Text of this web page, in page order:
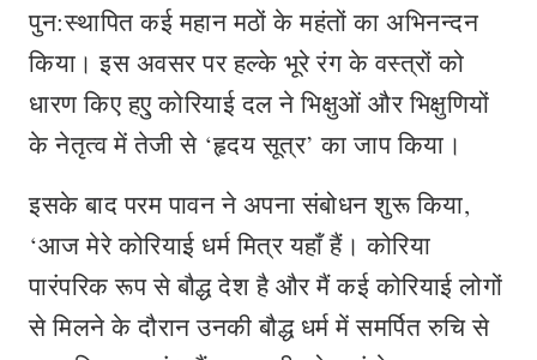
पुन:स्थापित कई महान मठों के महंतों का अभिनन्दन
किया। इस अवसर पर हल्के भूरे रंग के वस्त्रों को
धारण किए हएु कोरियाई दल ने भिक्षुओं और भिक्षुणियों
के नेतृत्व में तेजी से ‘हृदय सूत्र’ का जाप किया।
इसके बाद परम पावन ने अपना संबोधन शुरू किया,
‘आज मेरे कोरियाई धर्म मित्र यहाँ हैं। कोरिया
पारंपरिक रूप से बौद्ध देश है और मैं कई कोरियाई लोगों
से मिलने के दौरान उनकी बौद्ध धर्म में समर्पित रुचि से